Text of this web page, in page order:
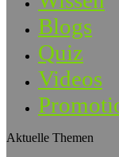
Blogs
Quiz
Videos
Aktuelle Themen